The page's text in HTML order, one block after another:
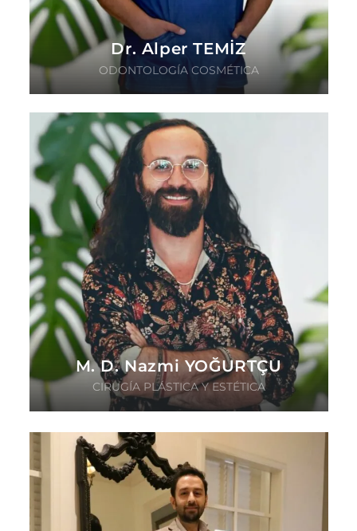
Dr. Alper TEMİZ
ODONTOLOGÍA COSMÉTICA
M. D. Nazmi YOĞURTÇU
CIRUGÍA PLÁSTICA Y ESTÉTICA